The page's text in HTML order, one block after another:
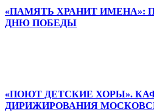
«ПАМЯТЬ ХРАНИТ ИМЕНА»:
ДНЮ ПОБЕДЫ
«ПОЮТ ДЕТСКИЕ ХОРЫ».
ДИРИЖИРОВАНИЯ